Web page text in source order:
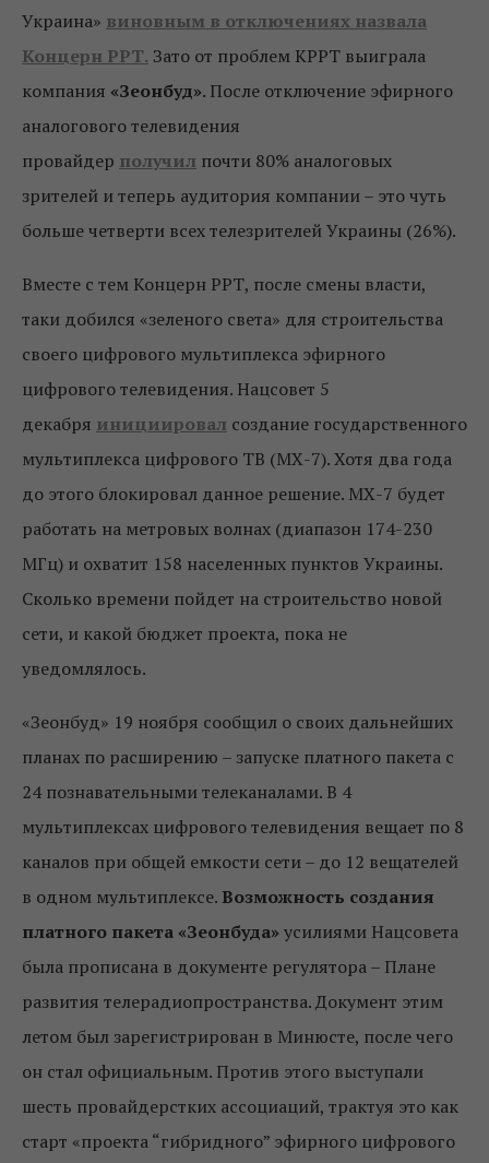
Украина» виновным в отключениях назвала
Концерн РРТ. Зато от проблем КРРТ выиграла
компания «Зеонбуд». После отключение эфирного
аналогового телевидения
провайдер получил почти 80% аналоговых
зрителей и теперь аудитория компании – это чуть
больше четверти всех телезрителей Украины (26%).
Вместе с тем Концерн РРТ, после смены власти,
таки добился «зеленого света» для строительства
своего цифрового мультиплекса эфирного
цифрового телевидения. Нацсовет 5
декабря инициировал создание государственного
мультиплекса цифрового ТВ (МХ-7). Хотя два года
до этого блокировал данное решение. МХ-7 будет
работать на метровых волнах (диапазон 174-230
МГц) и охватит 158 населенных пунктов Украины.
Сколько времени пойдет на строительство новой
сети, и какой бюджет проекта, пока не
уведомлялось.
«Зеонбуд» 19 ноября сообщил о своих дальнейших
планах по расширению – запуске платного пакета с
24 познавательными телеканалами. В 4
мультиплексах цифрового телевидения вещает по 8
каналов при общей емкости сети – до 12 вещателей
в одном мультиплексе. Возможность создания
платного пакета «Зеонбуда»усилиями Нацсовета
была прописана в документе регулятора – Плане
развития телерадиопространства. Документ этим
летом был зарегистрирован в Минюсте, после чего
он стал официальным. Против этого выступали
шесть провайдерстких ассоциаций, трактуя это как
старт «проекта “гибридного” эфирного цифрового